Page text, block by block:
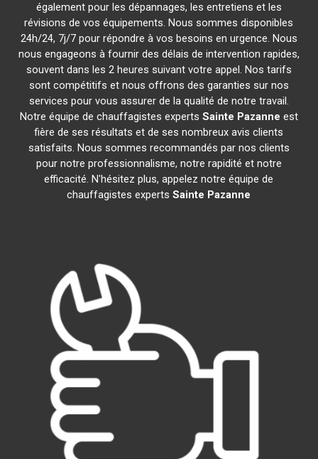
également pour les dépannages, les entretiens et les
révisions de vos équipements. Nous sommes disponibles
24h/24, 7j/7 pour répondre à vos besoins en urgence. Nous
nous engageons à fournir des délais de intervention rapides,
souvent dans les 2 heures suivant votre appel. Nos tarifs
sont compétitifs et nous offrons des garanties sur nos
services pour vous assurer de la qualité de notre travail.
Notre équipe de chauffagistes experts Sainte Pazanne est
fière de ses résultats et de ses nombreux avis clients
satisfaits. Nous sommes recommandés par nos clients
pour notre professionnalisme, notre rapidité et notre
efficacité. N'hésitez plus, appelez notre équipe de
chauffagistes expertsSainte Pazanne